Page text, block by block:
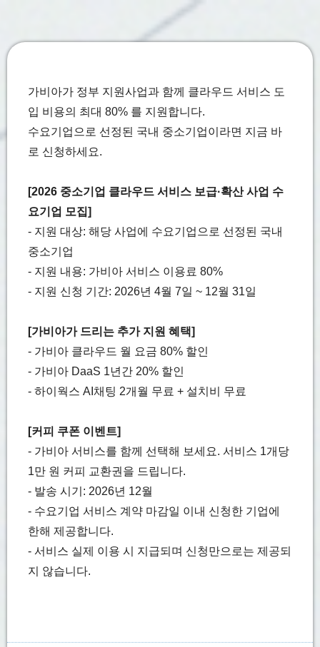
가비아가 정부 지원사업과 함께 클라우드 서비스 도
입 비용의 최대 80% 를 지원합니다.
수요기업으로 선정된 국내 중소기업이라면 지금 바
로 신청하세요.
[2026 중소기업 클라우드 서비스 보급·확산 사업 수
요기업 모집]
- 지원 대상: 해당 사업에 수요기업으로 선정된 국내
중소기업
- 지원 내용: 가비아 서비스 이용료 80%
- 지원 신청 기간: 2026년 4월 7일 ~ 12월 31일
[가비아가 드리는 추가 지원 혜택]
- 가비아 클라우드 월 요금 80% 할인
- 가비아 DaaS 1년간 20% 할인
- 하이웍스 AI채팅 2개월 무료 + 설치비 무료
[커피 쿠폰 이벤트]
- 가비아 서비스를 함께 선택해 보세요. 서비스 1개당
1만 원 커피 교환권을 드립니다.
- 발송 시기: 2026년 12월
- 수요기업 서비스 계약 마감일 이내 신청한 기업에
한해 제공합니다.
- 서비스 실제 이용 시 지급되며 신청만으로는 제공되
지 않습니다.